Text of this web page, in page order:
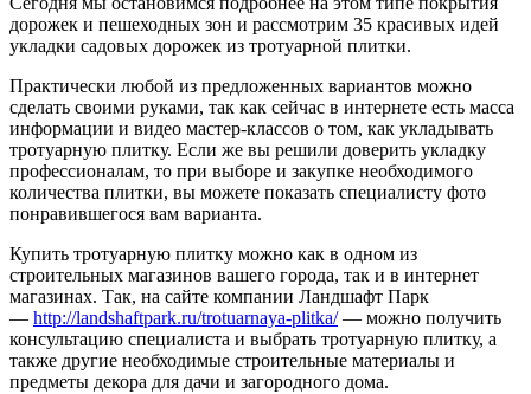
дорожек и пешеходных зон и рассмотрим 35 красивых идей
укладки садовых дорожек из тротуарной плитки.
Практически любой из предложенных вариантов можно
сделать своими руками, так как сейчас в интернете есть масса
информации и видео мастер-классов о том, как укладывать
тротуарную плитку. Если же вы решили доверить укладку
профессионалам, то при выборе и закупке необходимого
количества плитки, вы можете показать специалисту фото
понравившегося вам варианта.
Купить тротуарную плитку можно как в одном из
строительных магазинов вашего города, так и в интернет
магазинах. Так, на сайте компании Ландшафт Парк
— http://landshaftpark.ru/trotuarnaya-plitka/— можно получить
консультацию специалиста и выбрать тротуарную плитку, а
также другие необходимые строительные материалы и
предметы декора для дачи и загородного дома.